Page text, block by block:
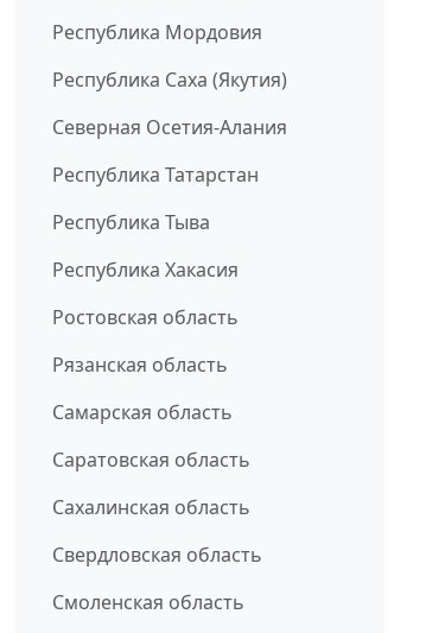
Республика Мордовия
Республика Саха (Якутия)
Северная Осетия-Алания
Республика Татарстан
Республика Тыва
Республика Хакасия
Ростовская область
Рязанская область
Самарская область
Саратовская область
Сахалинская область
Свердловская область
Смоленская область